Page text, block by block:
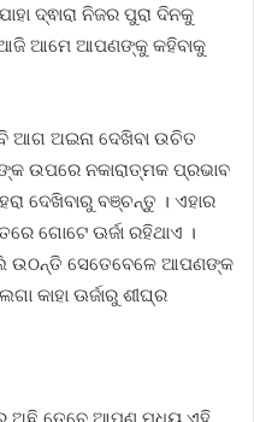
ଦ୍ଵାରା ନିଜର ପୁରା ଦିନକୁ
ଆଜି ଆମେ ଆପଣଙ୍କୁ କହିବାକୁ
ଆଗ ଅଇନା ଦେଖିବା ଉଚିତ
ଉପରେ ନକାରାତ୍ମକ ପ୍ରଭାବ
ଦେଖିବାରୁ ବଞ୍ଚନ୍ତୁ । ଏହାର
ଗୋଟେ ଊର୍ଜା ରହିଥାଏ ।
ଉଠନ୍ତି ସେତେବେଳେ ଆପଣଙ୍କ
କାହା ଊର୍ଜାରୁ ଶୀଘ୍ର